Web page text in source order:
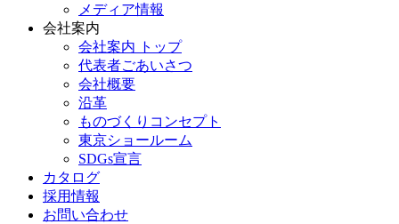
メディア情報
会社案内
会社案内 トップ
代表者ごあいさつ
会社概要
沿革
ものづくりコンセプト
東京ショールーム
SDGs宣言
カタログ
採用情報
お問い合わせ